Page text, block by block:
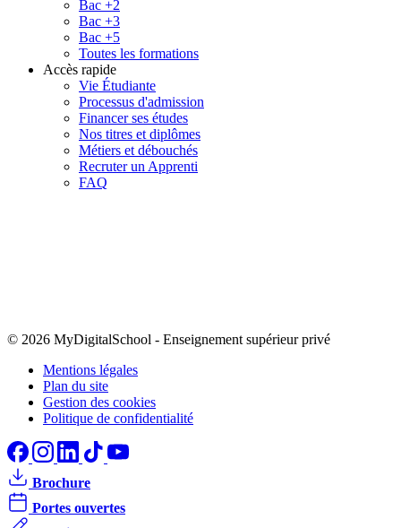
Bac +2
Bac +3
Bac +5
Toutes les formations
Accès rapide
Vie Étudiante
Processus d'admission
Financer ses études
Nos titres et diplômes
Métiers et débouchés
Recruter un Apprenti
FAQ
© 2026 MyDigitalSchool - Enseignement supérieur privé
Mentions légales
Plan du site
Gestion des cookies
Politique de confidentialité
Brochure
Portes ouvertes